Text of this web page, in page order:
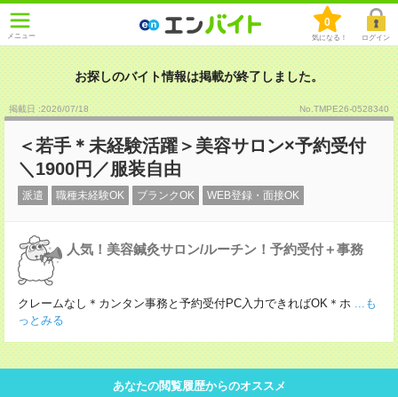
メニュー
0
気になる！ ログイン
お探しのバイト情報は掲載が終了しました。
掲載日 :2026/07/18 No.TMPE26-0528340
＜若手＊未経験活躍＞美容サロン×予約受付
＼1900円／服装自由
派遣 職種未経験OK ブランクOK WEB登録・面接OK
人気！美容鍼灸サロン/ルーチン！予約受付＋事務
クレームなし＊カンタン事務と予約受付PC入力できればOK＊ホ ...も
っとみる
あなたの閲覧履歴からのオススメ